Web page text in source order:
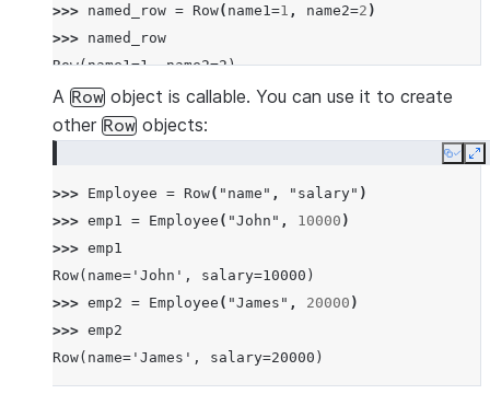
>>> named_row = Row( name1=1 , name2=2 )
>>> named_row
Row(name1=1, name2=2)
>>> named_row ["name1"]
1
>>> row ==
named_row
True
A Row object is callable. You can use it to create
other Row objects:
Copy
>>> Employee = Row( "name" , "salary" )
>>> emp1 = Employee ( "John" , 10000 )
>>> emp1
Row(name='John', salary=10000)
>>> emp2 = Employee ( "James" , 20000 )
>>> emp2
Row(name='James', salary=20000)